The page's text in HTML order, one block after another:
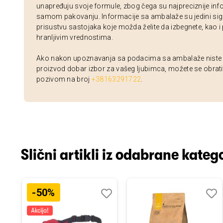
unapređuju svoje formule, zbog čega su najpreciznije
samom pakovanju. Informacije sa ambalaže su jedini
prisustvu sastojaka koje možda želite da izbegnete, kao
hranljivim vrednostima.
Ako nakon upoznavanja sa podacima sa ambalaže niste
proizvod dobar izbor za vašeg ljubimca, možete se
pozivom na broj +38163291722
Slični artikli iz odabrane
-50%